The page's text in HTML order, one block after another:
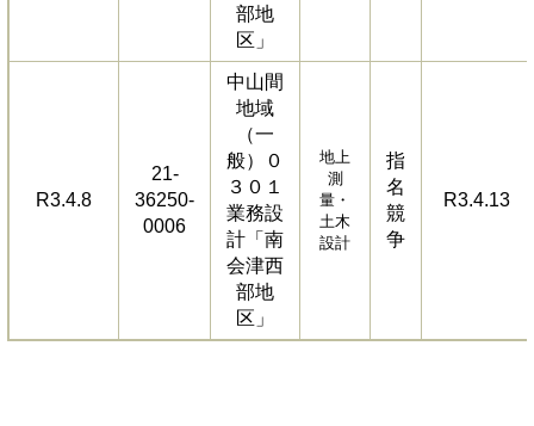
部地
区」
R3.4.8
21-
36250-
0006
中山間
地域
（一
般）０
３０１
業務設
計「南
会津西
部地
区」
地上
測
量・
土木
設計
指
名
競
争
R3.4.13